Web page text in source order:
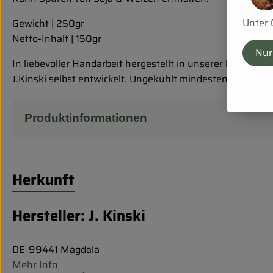
Gewicht | 250gr
Netto-Inhalt | 150gr
In liebevoller Handarbeit hergestellt in unserer
J.Kinski selbst entwickelt. Ungekühlt mindestens 1 Jahr
Produktinformationen
Herkunft
Hersteller: J. Kinski
DE-99441 Magdala
Mehr Info
Unter